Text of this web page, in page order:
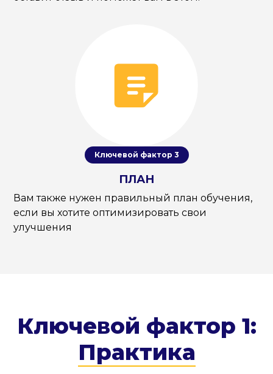
Ключевой фактор 3
ПЛАН
Вам также нужен правильный план обучения,
если вы хотите оптимизировать свои
улучшения
Ключевой фактор 1:
Практика